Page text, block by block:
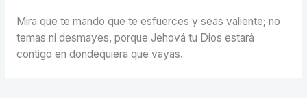
Mira que te mando que te esfuerces y seas valiente; no
temas ni desmayes, porque Jehová tu Dios estará
contigo en dondequiera que vayas.